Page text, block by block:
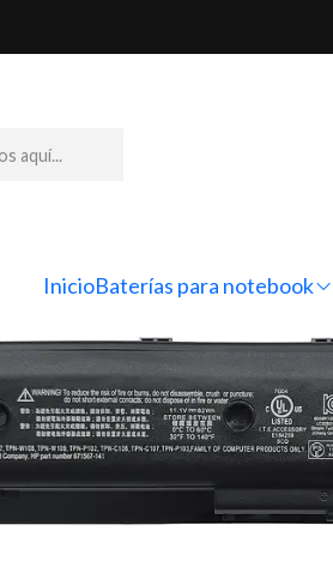
InicioBaterías para notebook